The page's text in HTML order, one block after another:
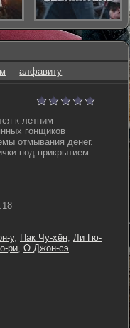
алфавиту
к летним
гонщиков
отмывания денег.
под прикрытием....
у, Пак Чу-хён, Ли Гю-
ри, О Джон-сэ